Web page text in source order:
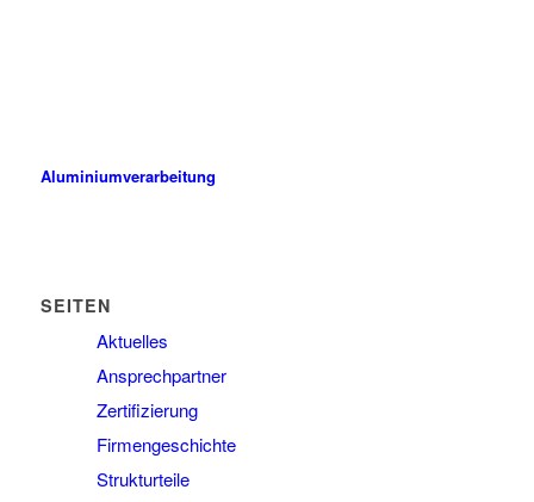
Aluminiumverarbeitung
SEITEN
Aktuelles
Ansprechpartner
Zertifizierung
Firmengeschichte
Strukturteile